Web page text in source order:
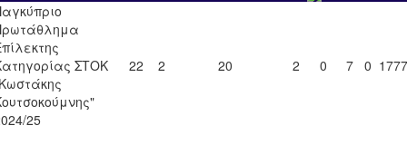
ΣΤΟΚ
25
22 2 20 2 0 7 0 1777